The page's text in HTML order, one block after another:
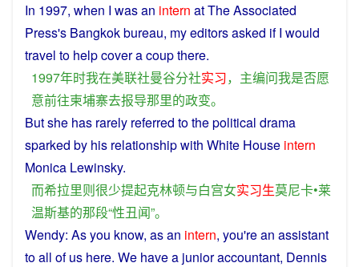
In 1997, when I was an intern at The Associated
Press's Bangkokbureau, myeditorsasked if I would
travel to helpcoveracoupthere.
1997年时我在美联社曼谷分社实习， 主编问我是否愿
意前往柬埔寨去报导那里的政变。
Butshe has rarely referred tothepolitical drama
sparked by his relationshipwith White House intern
Monica Lewinsky.
而希拉里则很少提起克林顿与白宫女实习生莫尼卡•莱
温斯基的那段“性丑闻”。
Wendy: Asyou know, as an intern, you're an assistant
to all of us here. We havea junioraccountant, Dennis